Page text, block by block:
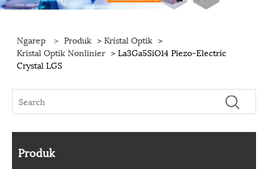
Ngarep > Produk >Kristal Optik >
Kristal Optik Nonlinier > La3Ga5SiO14 Piezo-Electric
Crystal LGS
Produk